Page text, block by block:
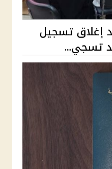
2026. موعد إغلاق تسجيل
تسجي...